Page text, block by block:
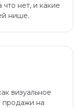
нет, и какие
нише.
визуальное
продажи на